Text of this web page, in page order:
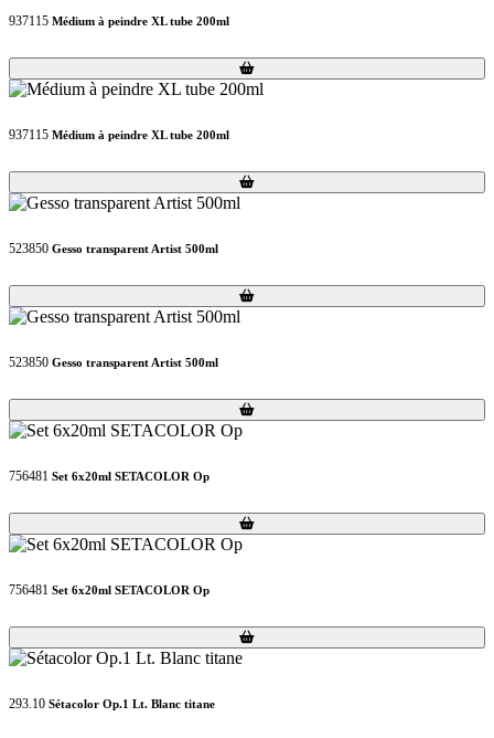
937115 Médium à peindre XL tube 200ml
Loading...
Loading...
937115 Médium à peindre XL tube 200ml
Loading...
Loading...
523850 Gesso transparent Artist 500ml
Loading...
Loading...
523850 Gesso transparent Artist 500ml
Loading...
Loading...
756481 Set 6x20ml SETACOLOR Op
Loading...
Loading...
756481 Set 6x20ml SETACOLOR Op
Loading...
Loading...
293.10 Sétacolor Op.1 Lt. Blanc titane